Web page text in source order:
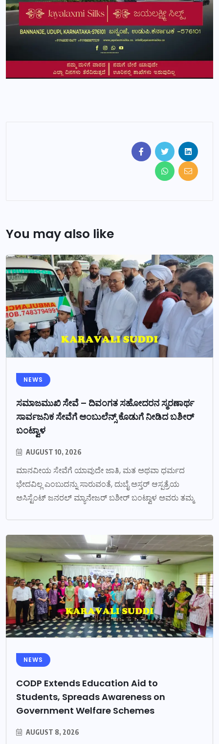
You may also like
NEWS
ಸಮಾಜಮುಖಿ ಸೇವೆ – ದಿವಂಗತ ಸಹೋದರನ ಸ್ಮರಣಾರ್ಥ
ಸಾರ್ವಜನಿಕ ಸೇವೆಗೆ ಆಂಬುಲೆನ್ಸ್ ಕೊಡುಗೆ ನೀಡಿದ ಬಶೀರ್
ಬಂಟ್ವಾಳ
AUGUST 10, 2026
ಮಾನವೀಯ ಸೇವೆಗೆ ಯಾವುದೇ ಜಾತಿ, ಮತ ಅಥವಾ ಧರ್ಮದ
ಭೇದವಿಲ್ಲ ಎಂಬುದನ್ನು ಸಾರುವಂತೆ, ದುಬೈ ಅಸ್ತರ್ ಆಸ್ಪತ್ರೆಯ
ಅಸಿಸ್ಟೆಂಟ್ ಜನರಲ್ ಮ್ಯಾನೇಜರ್ ಬಶೀರ್ ಬಂಟ್ವಾಳ ಅವರು ತಮ್ಮ
NEWS
CODP Extends Education Aid to
Students, Spreads Awareness on
Government Welfare Schemes
AUGUST 8, 2026